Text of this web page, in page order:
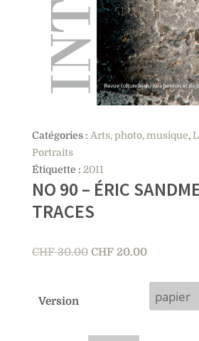
Catégories : Arts, photo, musique,
Portraits
Étiquette : 2011
NO 90 – ÉRIC
TRACES
CHF30.00 Le
CHF20.00Le
actuel
est :
Version